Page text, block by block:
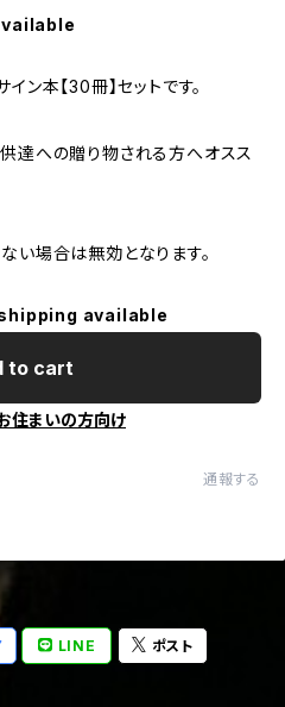
ン本【30冊】セットです。
達への贈り物される方へオスス
場合は無効となります。
available
to cart
住まいの方向け
通報する
LINE ポスト